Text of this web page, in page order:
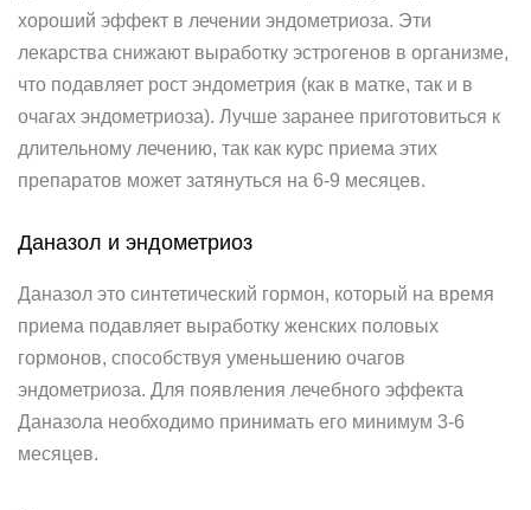
хороший эффект в лечении эндометриоза. Эти
лекарства снижают выработку эстрогенов в организме,
что подавляет рост эндометрия (как в матке, так и в
очагах эндометриоза). Лучше заранее приготовиться к
длительному лечению, так как курс приема этих
препаратов может затянуться на 6-9 месяцев.
Даназол и эндометриоз
Даназол это синтетический гормон, который на время
приема подавляет выработку женских половых
гормонов, способствуя уменьшению очагов
эндометриоза. Для появления лечебного эффекта
Даназола необходимо принимать его минимум 3-6
месяцев.